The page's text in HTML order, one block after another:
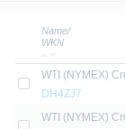
Name/
WKN
WTI (NYMEX)
DH4ZJ7
WTI (NYMEX)